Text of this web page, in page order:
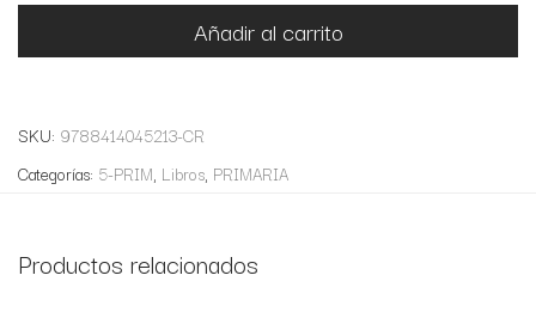
Añadir al carrito
SKU: 9788414045213-CR
Categorías: 5-PRIM, Libros, PRIMARIA
Productos relacionados